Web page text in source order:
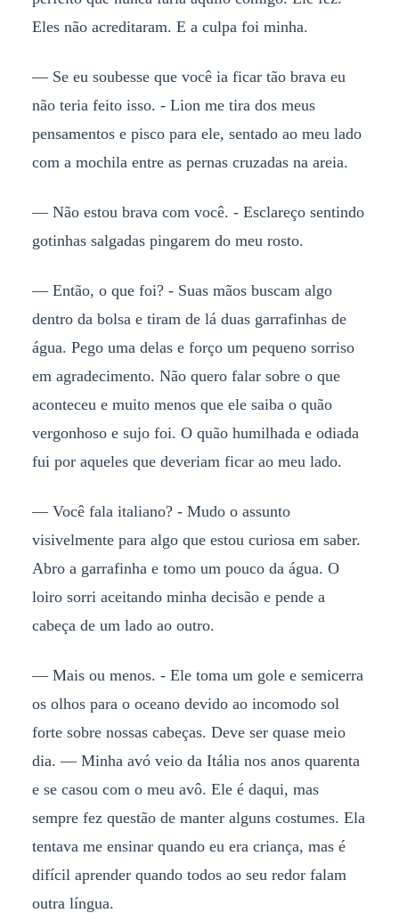
Eles não acreditaram. E a culpa foi minha.
— Se eu soubesse que você ia ficar tão brava eu
não teria feito isso. - Lion me tira dos meus
pensamentos e pisco para ele, sentado ao meu lado
com a mochila entre as pernas cruzadas na areia.
— Não estou brava com você. - Esclareço sentindo
gotinhas salgadas pingarem do meu rosto.
— Então, o que foi? - Suas mãos buscam algo
dentro da bolsa e tiram de lá duas garrafinhas de
água. Pego uma delas e forço um pequeno sorriso
em agradecimento. Não quero falar sobre o que
aconteceu e muito menos que ele saiba o quão
vergonhoso e sujo foi. O quão humilhada e odiada
fui por aqueles que deveriam ficar ao meu lado.
— Você fala italiano? - Mudo o assunto
visivelmente para algo que estou curiosa em saber.
Abro a garrafinha e tomo um pouco da água. O
loiro sorri aceitando minha decisão e pende a
cabeça de um lado ao outro.
— Mais ou menos. - Ele toma um gole e semicerra
os olhos para o oceano devido ao incomodo sol
forte sobre nossas cabeças. Deve ser quase meio
dia. — Minha avó veio da Itália nos anos quarenta
e se casou com o meu avô. Ele é daqui, mas
sempre fez questão de manter alguns costumes. Ela
tentava me ensinar quando eu era criança, mas é
difícil aprender quando todos ao seu redor falam
outra língua.